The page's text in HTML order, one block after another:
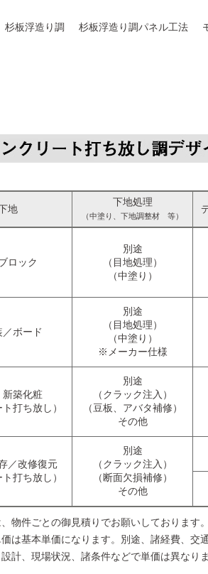
杉板浮造り調 杉板浮造り調パネル工法
地
下地処理
（中塗り、下地調整材 等）
ロック
別途
（目地処理）
（中塗り）
／ボード
別途
（目地処理）
（中塗り）
※メーカー仕様
新築化粧
ト打ち放し）
別途
（クラック注入）
（豆板、アバタ補修）
その他
／改修復元
ト打ち放し）
別途
（クラック注入）
（断面欠損補修）
その他
物件ごとの御見積りでお願いしております。
は基本単価になります。別途、諸経費、交
計、現場状況、諸条件などで単価は異なり